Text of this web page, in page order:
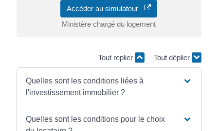
Accéder au simulateur
Ministère chargé du logement
Tout replier Tout déplier
Quelles sont les conditions liées à
l'investissement immobilier ?
Quelles sont les conditions pour le choix